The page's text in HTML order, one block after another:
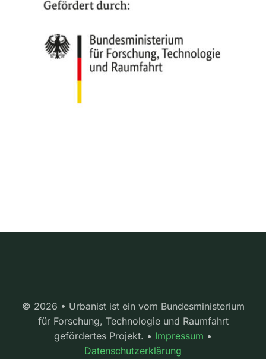
© 2026 • Urbanist ist ein vom Bundesministerium
für Forschung, Technologie und Raumfahrt
gefördertes Projekt. • Impressum •
Datenschutzerklärung